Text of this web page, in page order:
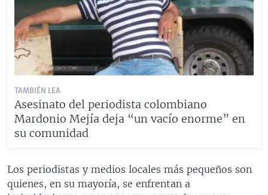
TAMBIÉN LEA
Asesinato del periodista colombiano
Mardonio Mejía deja “un vacío enorme” en
su comunidad
Los periodistas y medios locales más pequeños son
quienes, en su mayoría, se enfrentan a